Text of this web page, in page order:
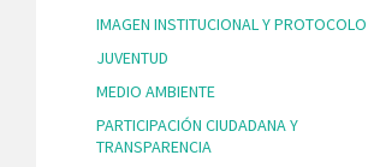
IMAGEN INSTITUCIONAL Y PROTOCOLO
JUVENTUD
MEDIO AMBIENTE
PARTICIPACIÓN CIUDADANA Y
TRANSPARENCIA